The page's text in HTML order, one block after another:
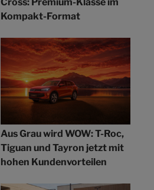
Cross: Premium-Klasse im
Kompakt-Format
Aus Grau wird WOW: T-Roc,
Tiguan und Tayron jetzt mit
hohen Kundenvorteilen